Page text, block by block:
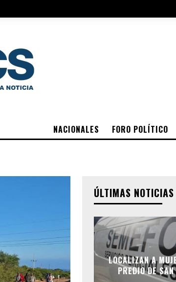
NACIONALES FORO POLÍTICO
ÚLTIMAS NOTICIAS
LOCALIZAN A
PREDIO DE